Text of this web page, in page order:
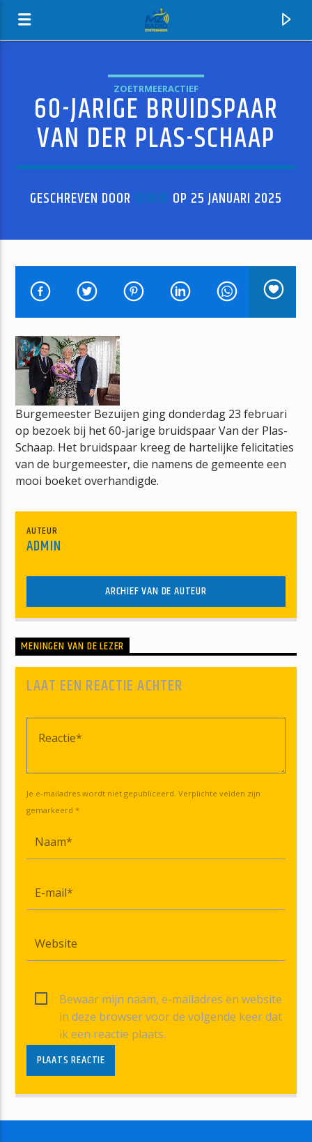
MZ-RADIO
HUIDIG NUMMER
NO TITLES AVAILABLE
mz-radio
ZOETRMEERACTIEF
60-JARIGE BRUIDSPAAR
VAN DER PLAS-SCHAAP
GESCHREVEN DOOR ADMIN OP 25 JANUARI 2025
Burgemeester Bezuijen ging donderdag 23 februari
op bezoek bij het 60-jarige bruidspaar Van der Plas-
Schaap. Het bruidspaar kreeg de hartelijke felicitaties
van de burgemeester, die namens de gemeente een
mooi boeket overhandigde.
AUTEUR
ADMIN
ARCHIEF VAN DE AUTEUR
MENINGEN VAN DE LEZER
LAAT EEN REACTIE ACHTER
Je e-mailadres wordt niet gepubliceerd. Verplichte velden zijn
gemarkeerd *
Bewaar mijn naam, e-mailadres en website
in deze browser voor de volgende keer dat
ik een reactie plaats.